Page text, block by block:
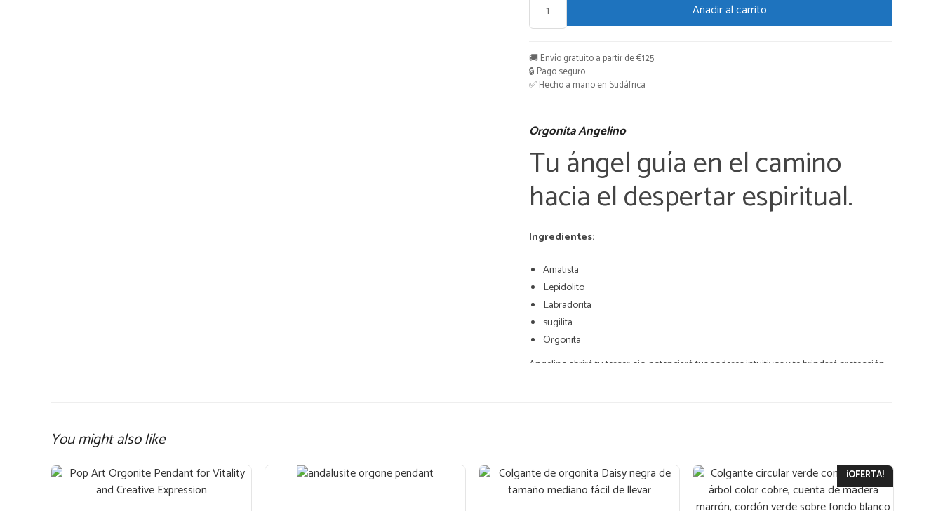
Orgonita
Angelino
cantidad
Añadir al carrito
🚚 Envío gratuito a partir de €125
🔒 Pago seguro
✅ Hecho a mano en Sudáfrica
Orgonita Angelino
Tu ángel guía en el camino
hacia el despertar espiritual.
Ingredientes:
Amatista
Lepidolito
Labradorita
sugilita
Orgonita
Angelino abrirá tu tercer ojo, potenciará tus poderes intuitivos y te brindará protección
You might also like
¡OFERTA!